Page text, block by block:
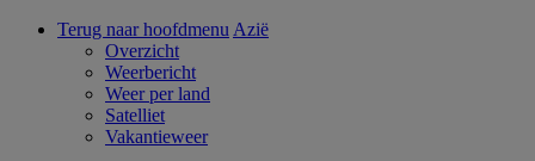
Terug naar hoofdmenu Azië
Overzicht
Weerbericht
Weer per land
Satelliet
Vakantieweer